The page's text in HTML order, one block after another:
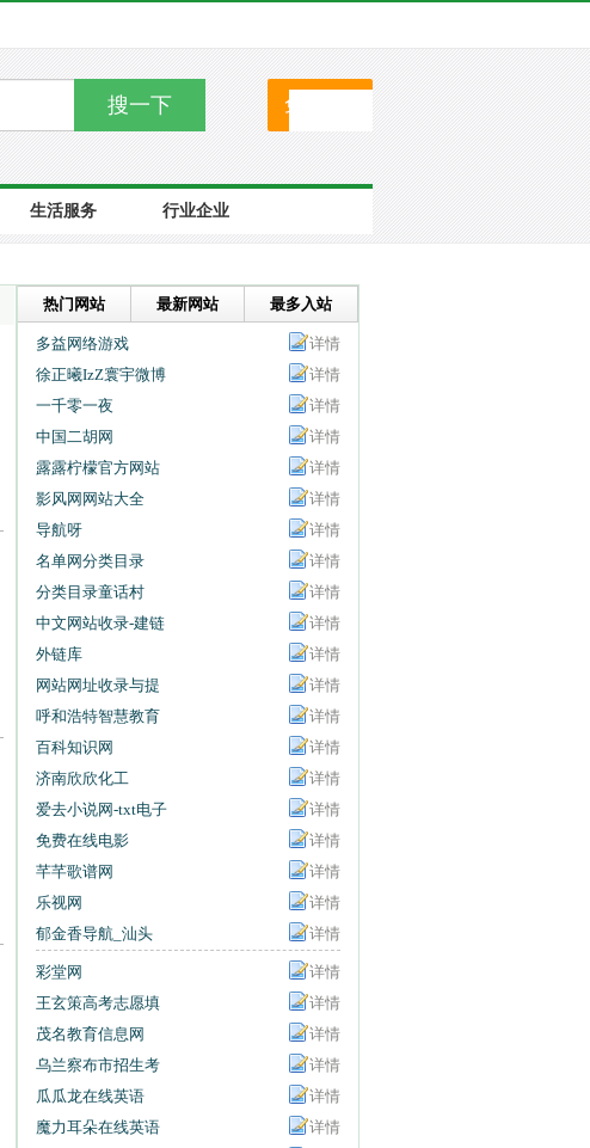
搜一下 免费提交
生活服务 行业企业
热门网站 最新网站 最多入站
多益网络游戏
详情
徐正曦IzZ寰宇微博
详情
一千零一夜
详情
中国二胡网
详情
露露柠檬官方网站
详情
影风网网站大全
详情
导航呀
详情
名单网分类目录
详情
分类目录童话村
详情
中文网站收录-建链
网
详情
外链库
详情
网站网址收录与提
交入口
详情
呼和浩特智慧教育
公共服务平台
详情
百科知识网
详情
济南欣欣化工
详情
爱去小说网-txt电子
书下载-txt小说打包
下载站
详情
免费在线电影
详情
芊芊歌谱网
详情
乐视网
详情
郁金香导航_汕头
大学网址大全_汕
大百事通
详情
彩堂网
详情
王玄策高考志愿填
报
详情
茂名教育信息网
详情
乌兰察布市招生考
试信息网
详情
瓜瓜龙在线英语
详情
魔力耳朵在线英语
详情